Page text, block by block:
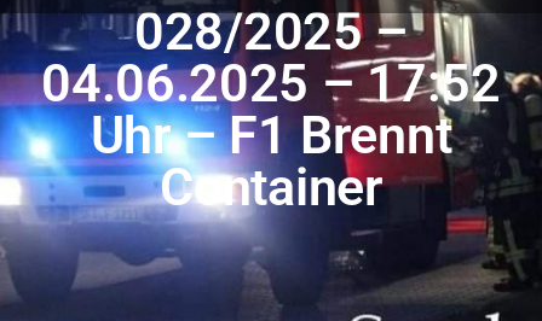
028/2025 –
04.06.2025 – 17:52
Uhr – F1 Brennt
Container